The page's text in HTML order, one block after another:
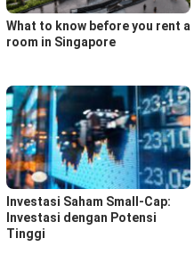
What to know before you rent a
room in Singapore
Investasi Saham Small-Cap:
Investasi dengan Potensi
Tinggi